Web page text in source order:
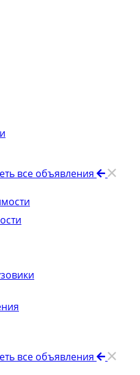
все объявления
все объявления